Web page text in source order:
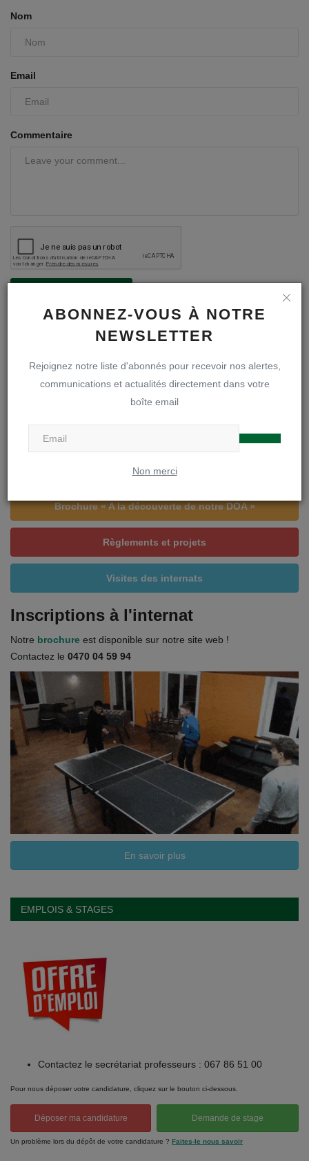
ABONNEZ-VOUS À NOTRE
NEWSLETTER
Rejoignez notre liste d'abonnés pour recevoir nos alertes,
communications et actualités directement dans votre
boîte email
Non merci
Nom
Email
Commentaire
A LA UNE
Inscriptions en première secondaire
Infos inscriptions
Brochure « A la découverte de notre DOA »
Règlements et projets
Visites des internats
Inscriptions à l'internat
Notre brochure est disponible sur notre site web !
Contactez le 0470 04 59 94
En savoir plus
EMPLOIS & STAGES
Contactez le secrétariat professeurs : 067 86 51 00
Pour nous déposer votre candidature, cliquez sur le bouton ci-dessous.
Déposer ma candidature Demande de stage
Un problème lors du dépôt de votre candidature ? Faites-le nous savoir